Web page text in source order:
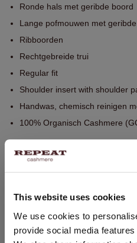
This website uses cookies
We use cookies to
provide social media
Ronde hals met geribde boord
Lange pofmouwen met
Ribboorden
Rechtgebreide trui
Regular fit
Shoulder insert with shoulder
Handwas, chemisch reinigen
100% Organisch Cashmere
WASVOORSCHRIFT
VERZENDEN &
LAND WIJZIGEN
U bezoekt Repeat cashmere